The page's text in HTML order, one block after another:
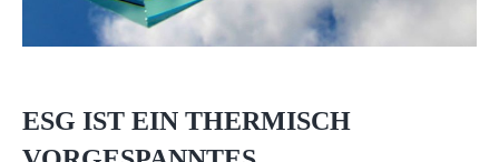
ESG IST EIN THERMISCH